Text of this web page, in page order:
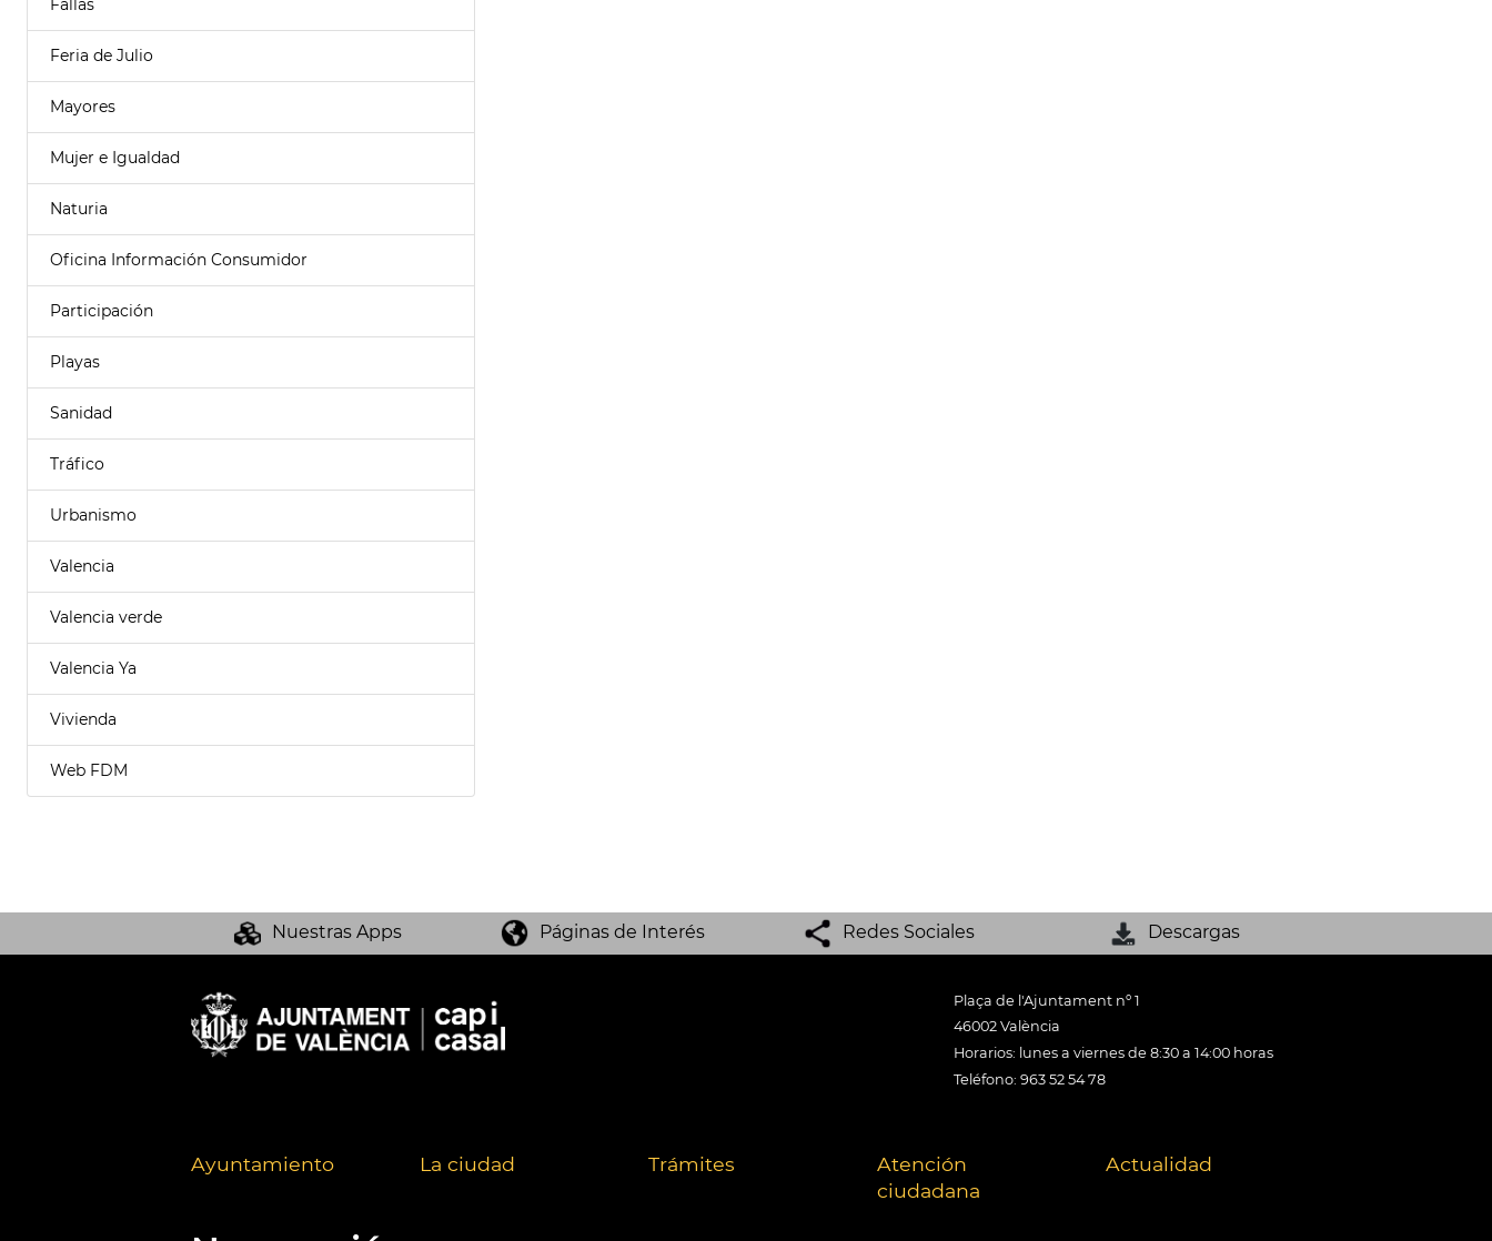
Fallas
Feria de Julio
Mayores
Mujer e Igualdad
Naturia
Oficina Información Consumidor
Participación
Playas
Sanidad
Tráfico
Urbanismo
Valencia
Valencia verde
Valencia Ya
Vivienda
Web FDM
Nuestras Apps Páginas de Interés Redes Sociales Descargas
Plaça de l'Ajuntament nº 1
46002 València
Horarios: lunes a viernes de 8:30 a 14:00 horas
Teléfono: 963 52 54 78
Ayuntamiento La ciudad Trámites
Atención
ciudadana
Actualidad